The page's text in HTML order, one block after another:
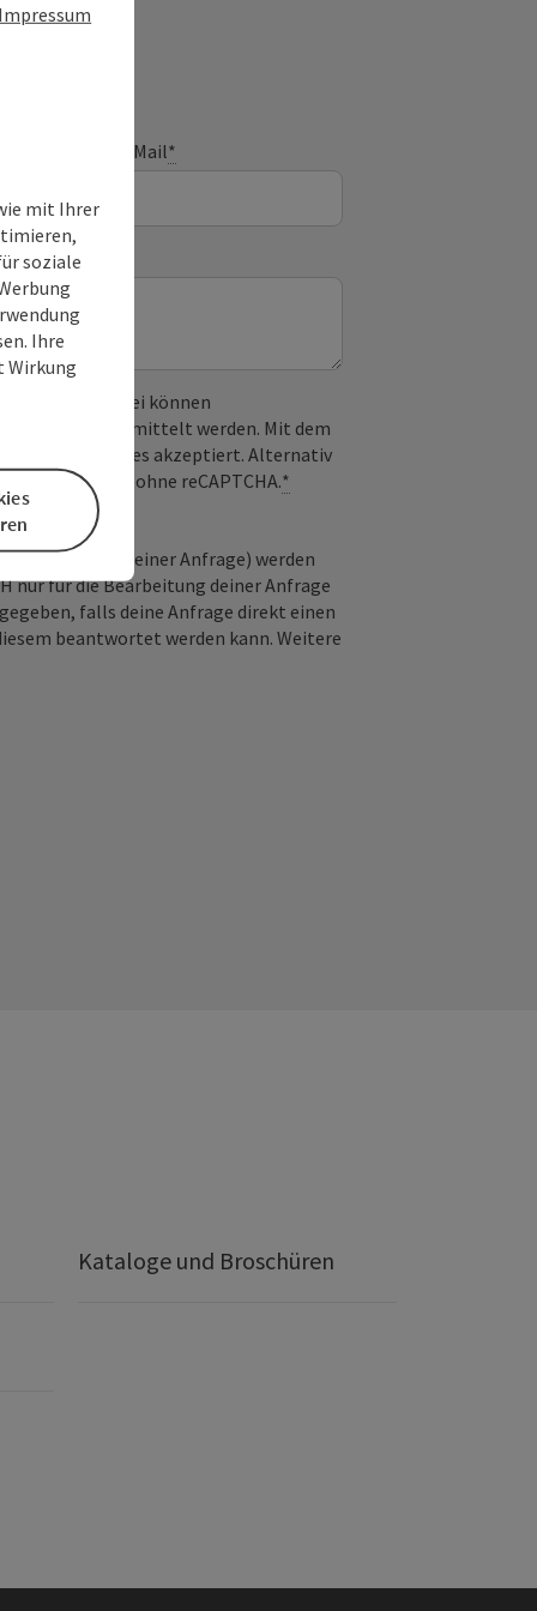
E-Mail*
verwendet. Dabei können
an Google übermittelt werden. Mit dem
Cookies akzeptiert. Alternativ
– ganz ohne reCAPTCHA.*
Inhalt deiner Anfrage) werden
nur für die Bearbeitung deiner Anfrage
falls deine Anfrage direkt einen
beantwortet werden kann. Weitere
Kataloge und Broschüren
Impressum
mit Ihrer
soziale
Ihre
Wirkung